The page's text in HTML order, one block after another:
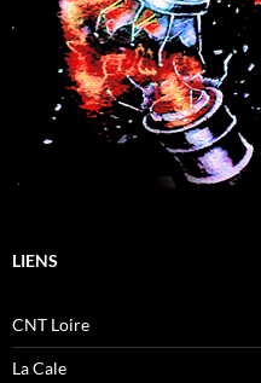
LIENS
CNT Loire
La Cale